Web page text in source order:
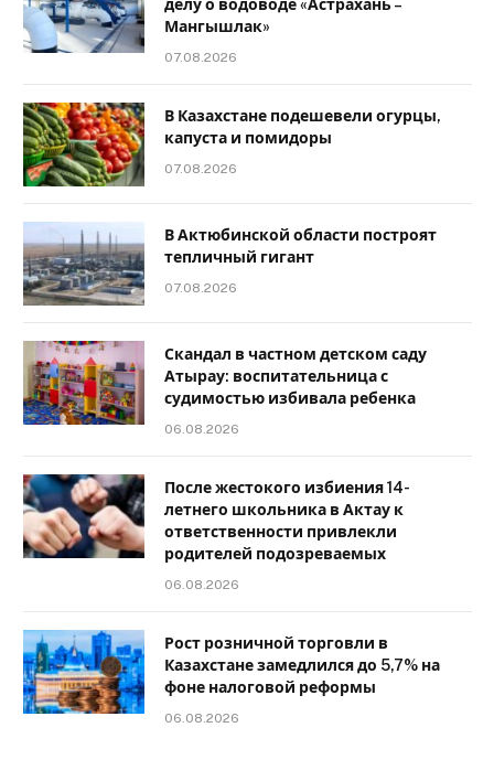
делу о водоводе «Астрахань –
Мангышлак»
07.08.2026
В Казахстане подешевели огурцы,
капуста и помидоры
07.08.2026
В Актюбинской области построят
тепличный гигант
07.08.2026
Скандал в частном детском саду
Атырау: воспитательница с
судимостью избивала ребенка
06.08.2026
После жестокого избиения 14-
летнего школьника в Актау к
ответственности привлекли
родителей подозреваемых
06.08.2026
Рост розничной торговли в
Казахстане замедлился до 5,7% на
фоне налоговой реформы
06.08.2026